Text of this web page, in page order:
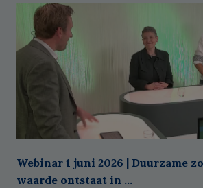
Webinar 1 juni 2026 | Duurzame
waarde ontstaat in ...